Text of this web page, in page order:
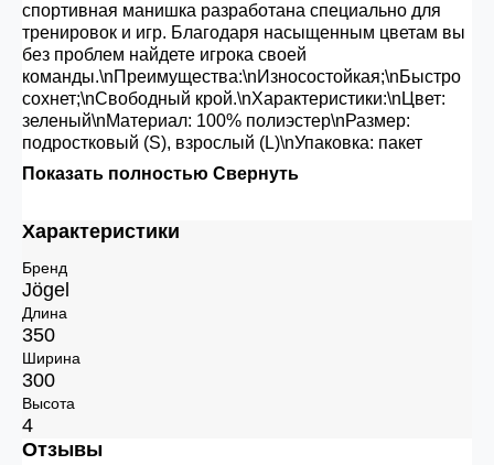
спортивная манишка разработана специально для
тренировок и игр. Благодаря насыщенным цветам вы
без проблем найдете игрока своей
команды.\nПреимущества:\nИзносостойкая;\nБыстро
сохнет;\nСвободный крой.\nХарактеристики:\nЦвет:
зеленый\nМатериал: 100% полиэстер\nРазмер:
подростковый (S), взрослый (L)\nУпаковка: пакет
Показать полностью Свернуть
Характеристики
Бренд
Jögel
Длина
350
Ширина
300
Высота
4
Отзывы